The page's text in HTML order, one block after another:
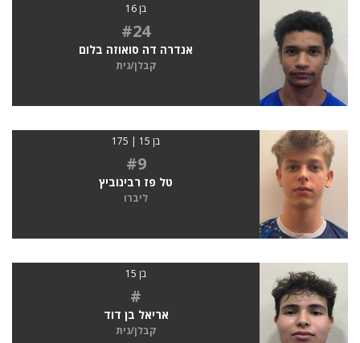
בן 16
#24
אנדרה דה סואוזה בלום
קבלן/נית
בן 15 | 175
#9
טל פז רבינוביץ
ליברו
בן 15
#
אריאל בן דוד
קבלן/נית